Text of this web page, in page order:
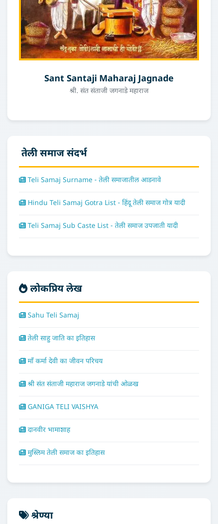
Sant Santaji Maharaj Jagnade
श्री. संत संताजी जगनाडे महाराज
तेली समाज संदर्भ
Teli Samaj Surname - तेली समाजातील आडनावे
Hindu Teli Samaj Gotra List - हिंदू तेली समाज गोत्र यादी
Teli Samaj Sub Caste List - तेली समाज उपजाती यादी
लोकप्रिय लेख
Sahu Teli Samaj
तेली साहु जाति का इतिहास
माँ कर्मा देवी का जीवन परिचय
श्री संत संताजी महाराज जगनाडे यांची ओळख
GANIGA TELI VAISHYA
दानवीर भामाशाह
मुस्लिम तेली समाज का इतिहास
श्रेण्या